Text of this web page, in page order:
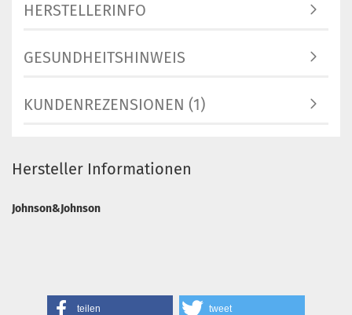
HERSTELLERINFO
GESUNDHEITSHINWEIS
KUNDENREZENSIONEN (1)
Hersteller Informationen
Johnson&Johnson
teilen tweet